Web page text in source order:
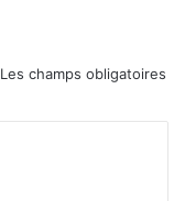
Les champs obligatoires